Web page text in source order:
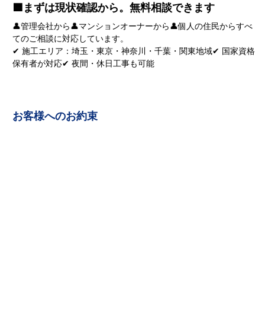
🟦まずは現状確認から。無料相談できます
👤管理会社から👤マンションオーナーから👤個人の住民からすべ
てのご相談に対応しています。
✔ 施工エリア：埼玉・東京・神奈川・千葉・関東地域✔ 国家資格
保有者が対応✔ 夜間・休日工事も可能
お客様へのお約束